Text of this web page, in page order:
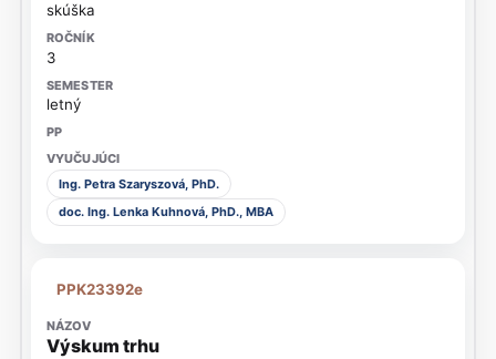
skúška
3
letný
Ing. Petra Szaryszová, PhD.
doc. Ing. Lenka Kuhnová, PhD., MBA
PPK23392e
Výskum trhu